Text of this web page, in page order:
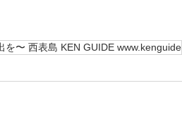
〜 西表島 KEN GUIDE www.kenguide